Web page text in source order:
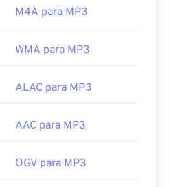
standards/mpeg-
M4A para MP3
WMA para MP3
ALAC para MP3
AAC para MP3
OGV para MP3